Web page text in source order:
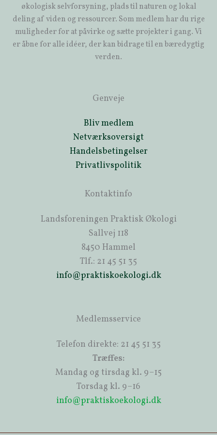
økologisk selvforsyning, plads til naturen og lokal
deling af viden og ressourcer. Som medlem har du rige
muligheder for at påvirke og sætte projekter i gang. Vi
er åbne for alle idéer, der kan bidrage til en bæredygtig
verden.
Genveje
Bliv medlem
Netværksoversigt
Handelsbetingelser
Privatlivspolitik
Kontaktinfo
Landsforeningen Praktisk Økologi
Sallvej 118
8450 Hammel
Tlf.: 21 45 51 35
info@praktiskoekologi.dk
Medlemsservice
Telefon direkte: 21 45 51 35
Træffes:
Mandag og tirsdag kl. 9–15
Torsdag kl. 9–16
info@praktiskoekologi.dk